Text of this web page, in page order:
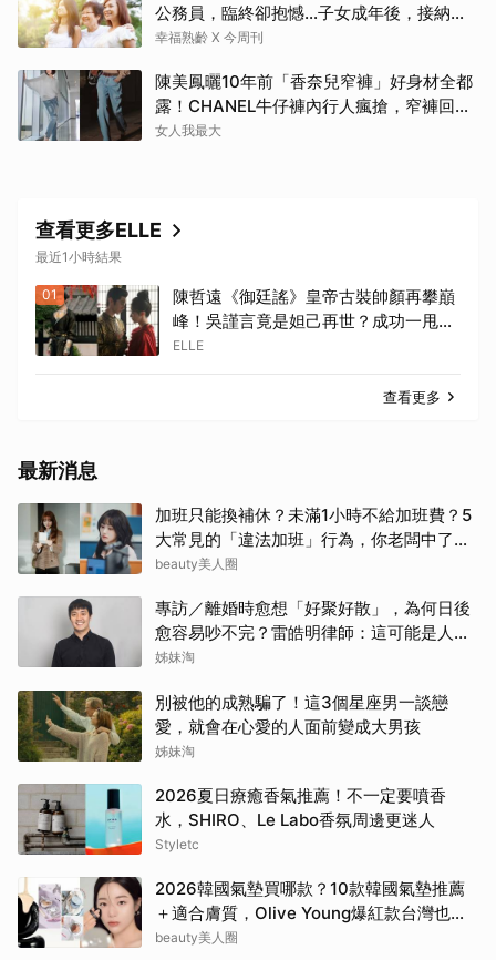
公務員，臨終卻抱憾…子女成年後，接納與
欣賞就夠了
幸福熟齡 X 今周刊
陳美鳳曬10年前「香奈兒窄褲」好身材全都
露！CHANEL牛仔褲內行人瘋搶，窄褲回歸
必看這幾條
女人我最大
查看更多ELLE
最近1小時結果
01
陳哲遠《御廷謠》皇帝古裝帥顏再攀巔
峰！吳謹言竟是妲己再世？成功一甩黑
歷史爭議 | ELLE
ELLE
查看更多
最新消息
加班只能換補休？未滿1小時不給加班費？5
大常見的「違法加班」行為，你老闆中了幾
項？
beauty美人圈
專訪／離婚時愈想「好聚好散」，為何日後
愈容易吵不完？雷皓明律師：這可能是人生
最貴的一份協議書
姊妹淘
別被他的成熟騙了！這3個星座男一談戀
愛，就會在心愛的人面前變成大男孩
姊妹淘
2026夏日療癒香氣推薦！不一定要噴香
水，SHIRO、Le Labo香氛周邊更迷人
Styletc
2026韓國氣墊買哪款？10款韓國氣墊推薦
＋適合膚質，Olive Young爆紅款台灣也能
買
beauty美人圈